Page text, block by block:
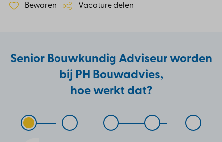
Bewaren Vacature delen
Senior Bouwkundig Adviseur worden
bij PH Bouwadvies,
hoe werkt dat?